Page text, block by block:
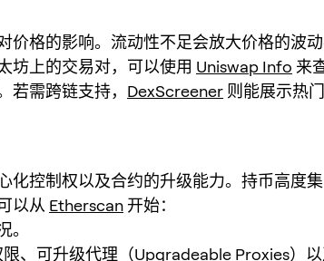
价格的影响。流动性不足会放大价格的波
坊上的交易对，可以使用 Uniswap Info 来
若需跨链支持， DexScreener 则能展示热
化控制权以及合约的升级能力。持币高度
以从 Etherscan 开始：
。
、可升级代理（Upgradeable Proxies）